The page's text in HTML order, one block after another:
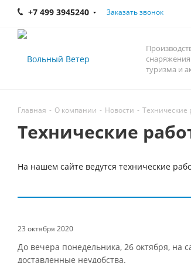
+7 499 3945240 Заказать звонок
туризма и
Главная - О компании - Новости - Технические
Технические
На нашем сайте ведутся технические
23 октября 2020
До вечера понедельника, 26 октября, на
доставленные неудобства.